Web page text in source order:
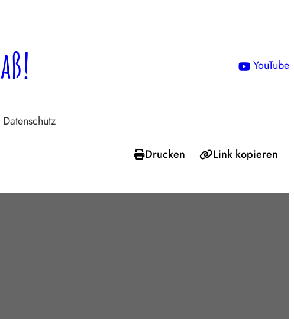
YouTube
Drucken Link kopieren